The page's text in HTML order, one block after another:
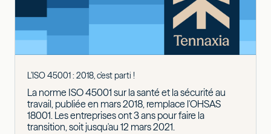
L’ISO 45001 : 2018, c’est parti !
La norme ISO 45001 sur la santé et la sécurité au
travail, publiée en mars 2018, remplace l'OHSAS
18001. Les entreprises ont 3 ans pour faire la
transition, soit jusqu'au 12 mars 2021.